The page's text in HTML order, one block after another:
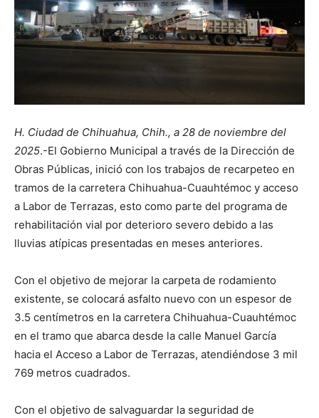
H. Ciudad de Chihuahua, Chih., a 28 de noviembre del
2025.-El Gobierno Municipal a través de la Dirección de
Obras Públicas, inició con los trabajos de recarpeteo en
tramos de la carretera Chihuahua-Cuauhtémoc y acceso
a Labor de Terrazas, esto como parte del programa de
rehabilitación vial por deterioro severo debido a las
lluvias atípicas presentadas en meses anteriores.
Con el objetivo de mejorar la carpeta de rodamiento
existente, se colocará asfalto nuevo con un espesor de
3.5 centímetros en la carretera Chihuahua-Cuauhtémoc
en el tramo que abarca desde la calle Manuel García
hacia el Acceso a Labor de Terrazas, atendiéndose 3 mil
769 metros cuadrados.
Con el objetivo de salvaguardar la seguridad de